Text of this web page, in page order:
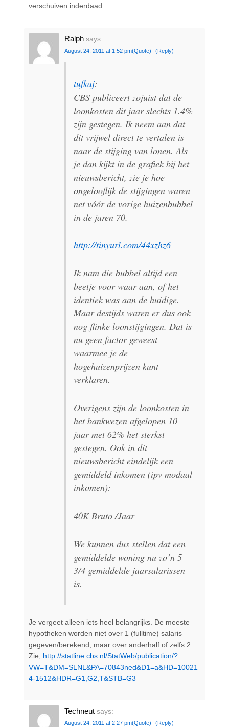
verschuiven inderdaad.
Ralph says:
August 24, 2011 at 1:52 pm(Quote) (Reply)
tufkaj:
CBS publiceert zojuist dat de
loonkosten dit jaar slechts 1.4%
zijn gestegen. Ik neem aan dat
dit vrijwel direct te vertalen is
naar de stijging van lonen. Als
je dan kijkt in de grafiek bij het
nieuwsbericht, zie je hoe
ongelooflijk de stijgingen waren
net vóór de vorige huizenbubbel
in de jaren 70.
http://tinyurl.com/44xzhz6
Ik nam die bubbel altijd een
beetje voor waar aan, of het
identiek was aan de huidige.
Maar destijds waren er dus ook
nog flinke loonstijgingen. Dat is
nu geen factor geweest
waarmee je de
hogehuizenprijzen kunt
verklaren.
Overigens zijn de loonkosten in
het bankwezen afgelopen 10
jaar met 62% het sterkst
gestegen. Ook in dit
nieuwsbericht eindelijk een
gemiddeld inkomen (ipv modaal
inkomen):
40K Bruto /Jaar
We kunnen dus stellen dat een
gemiddelde woning nu zo’n 5
3/4 gemiddelde jaarsalarissen
is.
Je vergeet alleen iets heel belangrijks. De meeste
hypotheken worden niet over 1 (fulltime) salaris
gegeven/berekend, maar over anderhalf of zelfs 2.
Zie; http://statline.cbs.nl/StatWeb/publication/?
VW=T&DM=SLNL&PA=70843ned&D1=a&HD=10021
4-1512&HDR=G1,G2,T&STB=G3
Techneut says:
August 24, 2011 at 2:27 pm(Quote) (Reply)